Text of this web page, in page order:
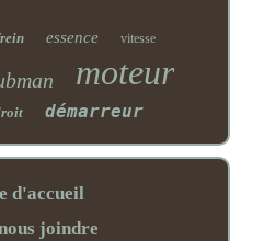
essence vitesse
moteur
démarreur
d'accueil
joindre